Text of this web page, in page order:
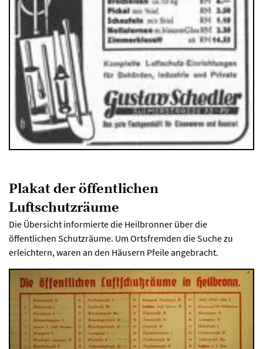
Plakat der öffentlichen
Luftschutzräume
Die Übersicht informierte die Heilbronner über die
öffentlichen Schutzräume. Um Ortsfremden die Suche zu
erleichtern, waren an den Häusern Pfeile angebracht.